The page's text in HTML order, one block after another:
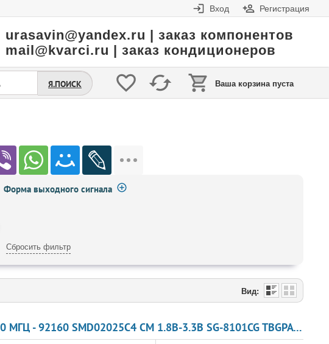
Вход Регистрация
urasavin@yandex.ru | заказ компонентов
mail@kvarci.ru | заказ кондиционеров
Ваша корзина пуста
Я.ПОИСК
Форма выходного сигнала
Сбросить фильтр
Вид:
КВАРЦЕВЫЙ ГЕНЕРАТОР 92.160 МГЦ - 92160 SMD02025C4 CM 1.8В-3.3В SG-8101CG TBGPA ИЛИ TBGSA